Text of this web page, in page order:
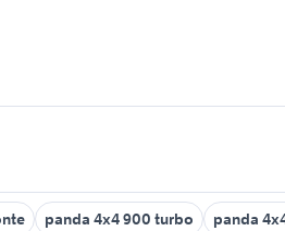
panda 4x4 900 turbo panda